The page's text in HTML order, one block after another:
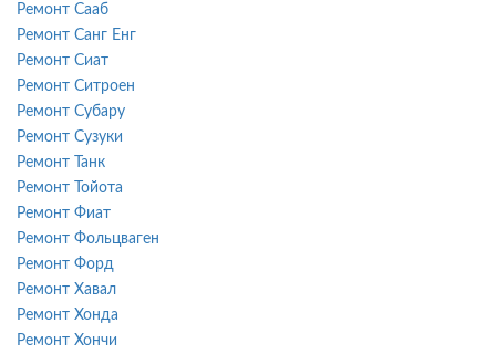
Ремонт Сааб
Ремонт Санг Енг
Ремонт Сиат
Ремонт Ситроен
Ремонт Субару
Ремонт Сузуки
Ремонт Танк
Ремонт Тойота
Ремонт Фиат
Ремонт Фольцваген
Ремонт Форд
Ремонт Хавал
Ремонт Хонда
Ремонт Хончи